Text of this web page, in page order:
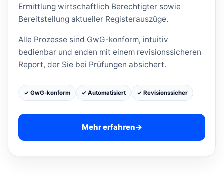
Ermittlung wirtschaftlich Berechtigter sowie
Bereitstellung aktueller Registerauszüge.
Alle Prozesse sind GwG-konform, intuitiv
bedienbar und enden mit einem revisionssicheren
Report, der Sie bei Prüfungen absichert.
✓ GwG-konform ✓ Automatisiert ✓ Revisionssicher
Mehr erfahren→